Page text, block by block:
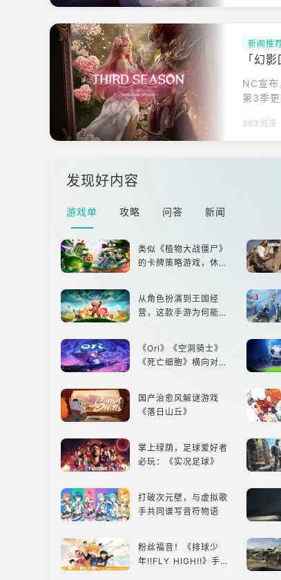
新闻推
「幻影
NC宣
第3季
远征内
级等高
963浏览
发现好内容
游戏单 攻略 问答 新闻
类似《植物大战僵尸》
的卡牌策略游戏，休闲
从角色扮演到王国经
营，这款手游为何能俘
《Ori》《空洞骑士》
《死亡细胞》横向对
国产治愈风解谜游戏
《落日山丘》
掌上绿荫，足球爱好者
必玩：《实况足球》
打破次元壁，与虚拟歌
手共同谱写音符物语
粉丝福音！《排球少
年!!FLY HIGH!!》手游